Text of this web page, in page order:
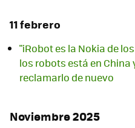
11 febrero
"iRobot es la Nokia de
los robots está en China
reclamarlo de nuevo
Noviembre 2025